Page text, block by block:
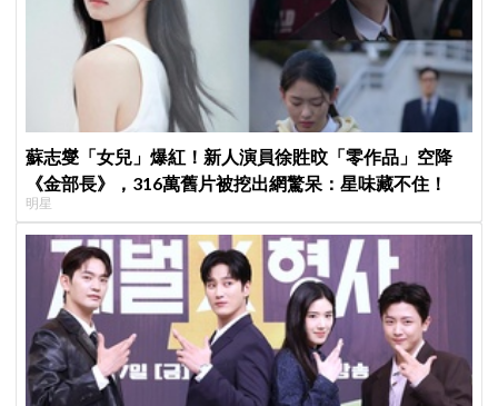
蘇志燮「女兒」爆紅！新人演員徐貹旼「零作品」空降
《金部長》，316萬舊片被挖出網驚呆：星味藏不住！
明星